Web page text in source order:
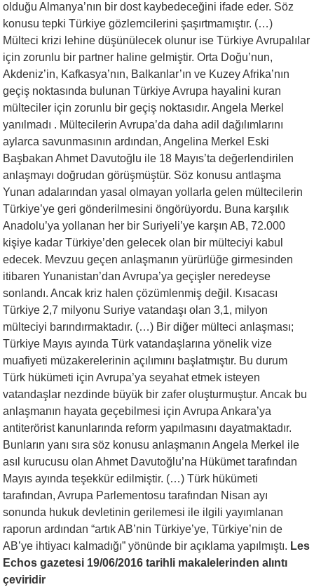
olduğu Almanya’nın bir dost kaybedeceğini ifade eder. Söz
konusu tepki Türkiye gözlemcilerini şaşırtmamıştır. (…)
Mülteci krizi lehine düşünülecek olunur ise Türkiye Avrupalılar
için zorunlu bir partner haline gelmiştir. Orta Doğu’nun,
Akdeniz’in, Kafkasya’nın, Balkanlar’ın ve Kuzey Afrika’nın
geçiş noktasında bulunan Türkiye Avrupa hayalini kuran
mülteciler için zorunlu bir geçiş noktasıdır. Angela Merkel
yanılmadı . Mültecilerin Avrupa’da daha adil dağılımlarını
aylarca savunmasının ardından, Angelina Merkel Eski
Başbakan Ahmet Davutoğlu ile 18 Mayıs’ta değerlendirilen
anlaşmayı doğrudan görüşmüştür. Söz konusu antlaşma
Yunan adalarından yasal olmayan yollarla gelen mültecilerin
Türkiye’ye geri gönderilmesini öngörüyordu. Buna karşılık
Anadolu’ya yollanan her bir Suriyeli’ye karşın AB, 72.000
kişiye kadar Türkiye’den gelecek olan bir mülteciyi kabul
edecek. Mevzuu geçen anlaşmanın yürürlüğe girmesinden
itibaren Yunanistan’dan Avrupa’ya geçişler neredeyse
sonlandı. Ancak kriz halen çözümlenmiş değil. Kısacası
Türkiye 2,7 milyonu Suriye vatandaşı olan 3,1, milyon
mülteciyi barındırmaktadır. (…) Bir diğer mülteci anlaşması;
Türkiye Mayıs ayında Türk vatandaşlarına yönelik vize
muafiyeti müzakerelerinin açılımını başlatmıştır. Bu durum
Türk hükümeti için Avrupa’ya seyahat etmek isteyen
vatandaşlar nezdinde büyük bir zafer oluşturmuştur. Ancak bu
anlaşmanın hayata geçebilmesi için Avrupa Ankara’ya
antiterörist kanunlarında reform yapılmasını dayatmaktadır.
Bunların yanı sıra söz konusu anlaşmanın Angela Merkel ile
asıl kurucusu olan Ahmet Davutoğlu’na Hükümet tarafından
Mayıs ayında teşekkür edilmiştir. (…) Türk hükümeti
tarafından, Avrupa Parlementosu tarafından Nisan ayı
sonunda hukuk devletinin gerilemesi ile ilgili yayımlanan
raporun ardından “artık AB’nin Türkiye’ye, Türkiye’nin de
AB’ye ihtiyacı kalmadığı” yönünde bir açıklama yapılmıştı. Les
Echos gazetesi 19/06/2016 tarihli makalelerinden alıntı
çeviridir